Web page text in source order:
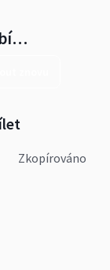
Zkopírováno